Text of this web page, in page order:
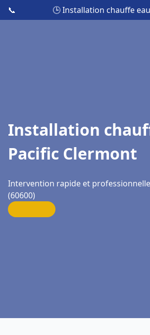
📞 🕒 Installation chauffe
Installation
Pacific Clermont
Intervention rapide et
(60600)